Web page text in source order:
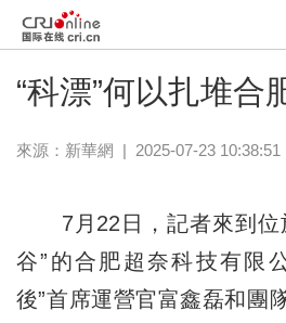
“科漂”何以扎堆合
來源： 新華網 | 2025-07-23 10:38:51
7月22日，記者來到位
谷”的合肥超奈科技有限
後”首席運營官富鑫磊和團